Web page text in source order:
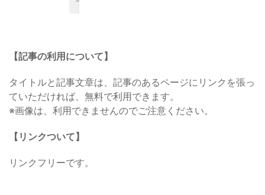
【記事の利用について】
タイトルと記事文章は、記事のあるページにリンクを張っ
ていただければ、無料で利用できます。
※画像は、利用できませんのでご注意ください。
【リンクついて】
リンクフリーです。